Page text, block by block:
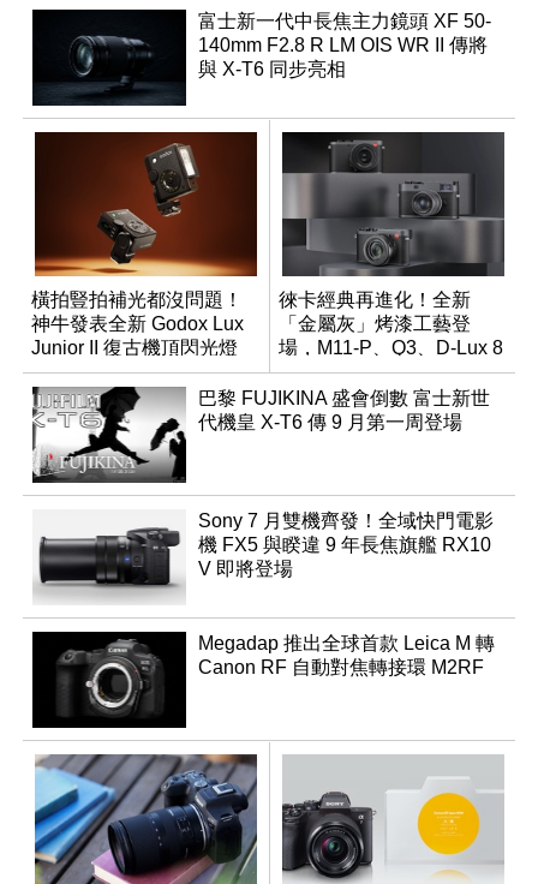
富士新一代中長焦主力鏡頭 XF 50-
140mm F2.8 R LM OIS WR II 傳將
與 X-T6 同步亮相
橫拍豎拍補光都沒問題！
神牛發表全新 Godox Lux
Junior II 復古機頂閃光燈
徠卡經典再進化！全新
「金屬灰」烤漆工藝登
場，M11-P、Q3、D-Lux 8
領銜換裝
巴黎 FUJIKINA 盛會倒數 富士新世
代機皇 X-T6 傳 9 月第一周登場
Sony 7 月雙機齊發！全域快門電影
機 FX5 與睽違 9 年長焦旗艦 RX10
V 即將登場
Megadap 推出全球首款 Leica M 轉
Canon RF 自動對焦轉接環 M2RF